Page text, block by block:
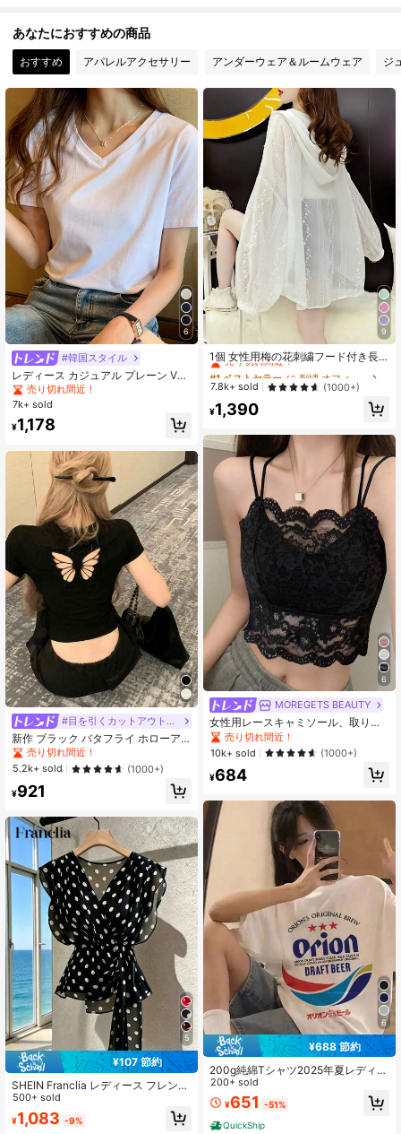
4.79 18 フォロワー
4.79 18 フォロワー
4.79 18 フォロワー
4.79 18 フォロワー
4.79 18 フォロワー
あなたにおすすめの商品
おすすめ アパレルアクセサリー アンダーウェア＆ルームウェア ジ
6
#韓国スタイル
レディース カジュアル プレーン Vネ
ック 半袖 Tシャツ、夏 ホワイト
売り切れ間近！
7k+ sold
¥1,178
#目を引くカットアウトデザイン
新作 ブラック バタフライ ホローア
ウト 半袖 スタイリッシュ カジュア
ル トップス 夏用 通気性
売り切れ間近！
5.2k+ sold
(1000+)
¥921
5
¥107 節約
SHEIN Franclia レディース フレンチ
ドット Vネック 高級メッシュ エレガ
ント ノースリーブブラウス、ファッ
ショナブルなタイストラップ フリル
500+ sold
¥1,083 -9%
9
1個 女性用梅の花刺繍フード付き長
袖シャツ、夏用薄手ルーズアウター
ウェア、アウトドア日よけ服 ホワイ
ト
売り切れ間近！
#1 ベストセラー
売り切れ間近！
#1 ベストセラー
売り切れ間近！
#1 ベストセラー
売り切れ間近！
7.8k+ sold (1000+)
¥1,390
6
MOREGETS BEAUTY
女性用レースキャミソール、取り外
し可能なパッド付き、かわいい&セク
シーな無地インナー、新学期、冬、
クリスマス、春節、カジュアルブラ
ックサマーに適しています、シック&
エレガント
売り切れ間近！
10k+ sold
(1000+)
¥684
6
¥688 節約
200g純綿Tシャツ2025年夏レディー
ス新作半袖純綿ホリデー柄半袖丸首
カップル着用小シャツトップス
200+ sold
¥651 -51%
QuickShip